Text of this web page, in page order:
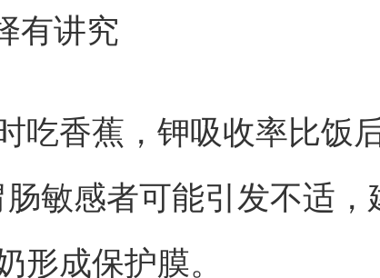
有讲究
吃香蕉，钾吸收率比饭
敏感者可能引发不适，
形成保护膜。